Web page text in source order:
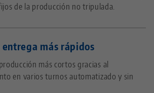
de la producción no tripulada.
entrega más rápidos
más cortos gracias al
en varios turnos automatizado y sin